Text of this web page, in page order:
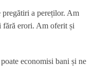
a pereților. Am
fără erori. Am oferit și
economisi bani și ne